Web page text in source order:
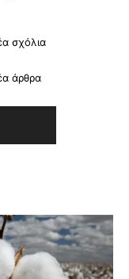
σχόλια
άρθρα